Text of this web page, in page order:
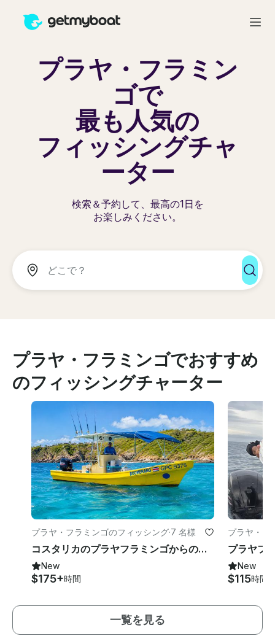
プラヤ・フラミン
ゴで
最も人気の
フィッシングチャ
ーター
検索＆予約して、最高の1日を
お楽しみください。
プラヤ・フラミンゴでおすすめ
のフィッシングチャーター
プラヤ・フラミンゴのフィッシング·7 名様
コスタリカのプラヤフラミンゴからのプライベート全日フィッシングチャーター
New
$175+時間
プラヤ・フ
New
$115時間
一覧を見る